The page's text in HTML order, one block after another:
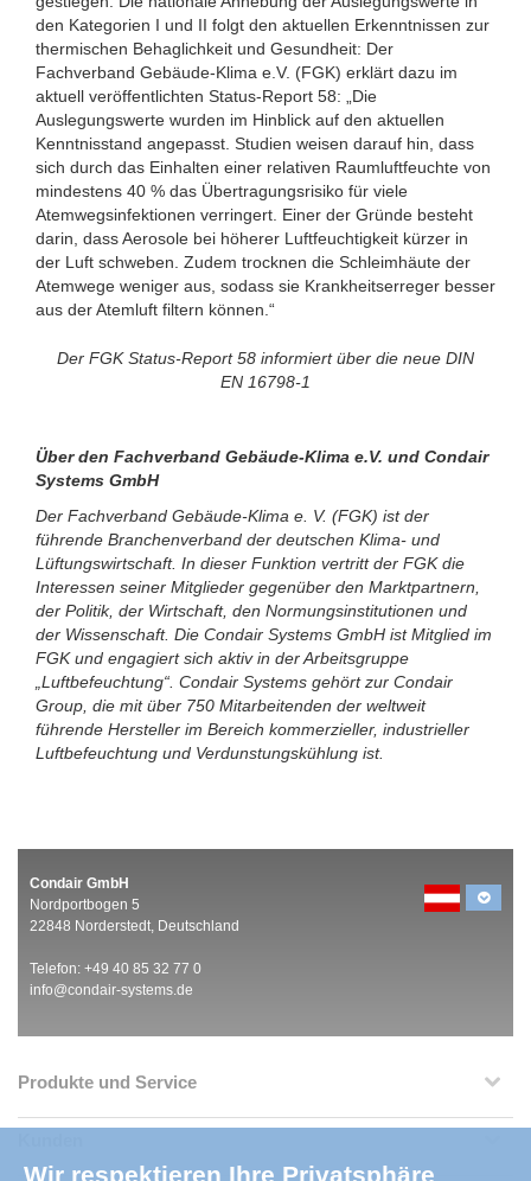
den Kategorien I und II folgt den aktuellen Erkenntnissen zur
thermischen Behaglichkeit und Gesundheit: Der
Fachverband Gebäude-Klima e.V. (FGK) erklärt dazu im
aktuell veröffentlichten Status-Report 58: „Die
Auslegungswerte wurden im Hinblick auf den aktuellen
Kenntnisstand angepasst. Studien weisen darauf hin, dass
sich durch das Einhalten einer relativen Raumluftfeuchte von
mindestens 40 % das Übertragungsrisiko für viele
Atemwegsinfektionen verringert. Einer der Gründe besteht
darin, dass Aerosole bei höherer Luftfeuchtigkeit kürzer in
der Luft schweben. Zudem trocknen die Schleimhäute der
Atemwege weniger aus, sodass sie Krankheitserreger besser
aus der Atemluft filtern können.“
Der FGK Status-Report 58 informiert über die neue DIN
EN 16798-1
Über den Fachverband Gebäude-Klima e.V. und Condair
Systems GmbH
Der Fachverband Gebäude-Klima e. V. (FGK) ist der
führende Branchenverband der deutschen Klima- und
Lüftungswirtschaft. In dieser Funktion vertritt der FGK die
Interessen seiner Mitglieder gegenüber den Marktpartnern,
der Politik, der Wirtschaft, den Normungsinstitutionen und
der Wissenschaft. Die Condair Systems GmbH ist Mitglied im
FGK und engagiert sich aktiv in der Arbeitsgruppe
„Luftbefeuchtung“. Condair Systems gehört zur Condair
Group, die mit über 750 Mitarbeitenden der weltweit
führende Hersteller im Bereich kommerzieller, industrieller
Luftbefeuchtung und Verdunstungskühlung ist.
Condair GmbH
Nordportbogen 5
22848 Norderstedt, Deutschland
Telefon: +49 40 85 32 77 0
info@condair-systems.de
Produkte und Service
Wir respektieren Ihre Privatsphäre